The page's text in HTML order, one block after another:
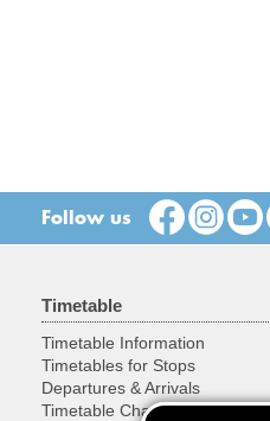
Follow us
Timetable
Timetable Information
Timetables for Stops
Departures & Arrivals
Timetable Changes